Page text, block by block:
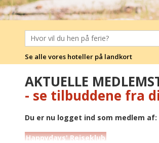
Se alle vores hoteller på landkort
AKTUELLE
- se tilbuddene fra
Du er nu logget ind som medlem af:
Happydays' Rejseklub